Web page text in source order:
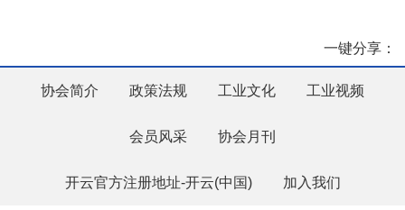
一键分享：
协会简介 政策法规 工业文化 工业视频
会员风采 协会月刊
开云官方注册地址-开云(中国) 加入我们